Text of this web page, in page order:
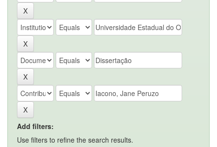
Add filters:
Use filters to refine the search results.